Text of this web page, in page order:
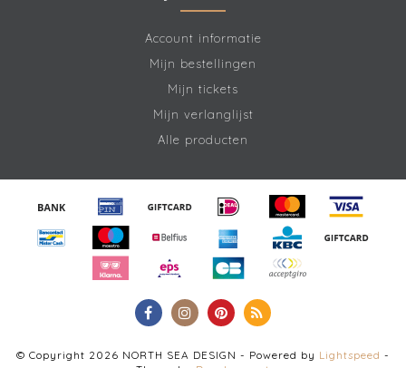
Account informatie
Mijn bestellingen
Mijn tickets
Mijn verlanglijst
Alle producten
© Copyright 2026 NORTH SEA DESIGN - Powered by Lightspeed -